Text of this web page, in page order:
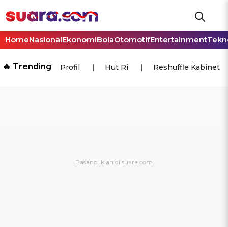
HomeNasionalEkonomiBolaOtomotifEntertainment
🔥 Trending Profil Hut Ri Reshuffle Kabinet